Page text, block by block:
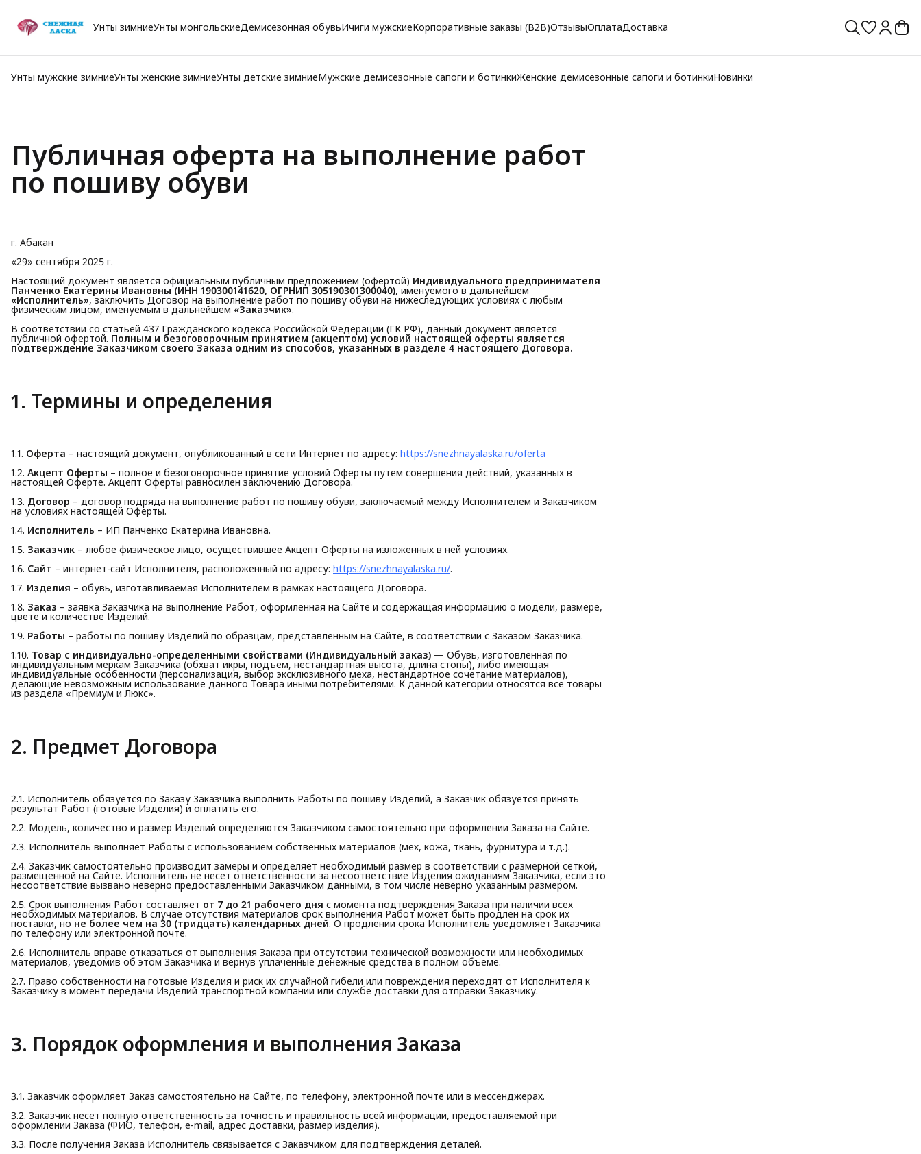
Унты зимниеУнты монгольскиеДемисезонная обувьИчиги мужскиеКорпоративные заказы (B2B)ОтзывыОплатаДоставка
Унты мужские зимниеУнты женские зимниеУнты детские зимниеМужские демисезонные сапоги и ботинкиЖенские демисезонные сапоги и ботинкиНовинки
Публичная оферта на выполнение работ
по пошиву обуви
г. Абакан
«29» сентября 2025 г.
Настоящий документ является официальным публичным предложением (офертой) Индивидуального предпринимателя
Панченко Екатерины Ивановны (ИНН 190300141620, ОГРНИП 305190301300040), именуемого в дальнейшем
«Исполнитель», заключить Договор на выполнение работ по пошиву обуви на нижеследующих условиях с любым
физическим лицом, именуемым в дальнейшем «Заказчик».
В соответствии со статьей 437 Гражданского кодекса Российской Федерации (ГК РФ), данный документ является
публичной офертой. Полным и безоговорочным принятием (акцептом) условий настоящей оферты является
подтверждение Заказчиком своего Заказа одним из способов, указанных в разделе 4 настоящего Договора.
1. Термины и определения
1.1. Оферта – настоящий документ, опубликованный в сети Интернет по адресу: https://snezhnayalaska.ru/oferta
1.2. Акцепт Оферты – полное и безоговорочное принятие условий Оферты путем совершения действий, указанных в
настоящей Оферте. Акцепт Оферты равносилен заключению Договора.
1.3. Договор – договор подряда на выполнение работ по пошиву обуви, заключаемый между Исполнителем и Заказчиком
на условиях настоящей Оферты.
1.4. Исполнитель – ИП Панченко Екатерина Ивановна.
1.5. Заказчик – любое физическое лицо, осуществившее Акцепт Оферты на изложенных в ней условиях.
1.6. Сайт – интернет-сайт Исполнителя, расположенный по адресу: https://snezhnayalaska.ru/.
1.7. Изделия – обувь, изготавливаемая Исполнителем в рамках настоящего Договора.
1.8. Заказ – заявка Заказчика на выполнение Работ, оформленная на Сайте и содержащая информацию о модели, размере,
цвете и количестве Изделий.
1.9. Работы – работы по пошиву Изделий по образцам, представленным на Сайте, в соответствии с Заказом Заказчика.
1.10. Товар с индивидуально-определенными свойствами (Индивидуальный заказ) — Обувь, изготовленная по
индивидуальным меркам Заказчика (обхват икры, подъем, нестандартная высота, длина стопы), либо имеющая
индивидуальные особенности (персонализация, выбор эксклюзивного меха, нестандартное сочетание материалов),
делающие невозможным использование данного Товара иными потребителями. К данной категории относятся все товары
из раздела «Премиум и Люкс».
2. Предмет Договора
2.1. Исполнитель обязуется по Заказу Заказчика выполнить Работы по пошиву Изделий, а Заказчик обязуется принять
результат Работ (готовые Изделия) и оплатить его.
2.2. Модель, количество и размер Изделий определяются Заказчиком самостоятельно при оформлении Заказа на Сайте.
2.3. Исполнитель выполняет Работы с использованием собственных материалов (мех, кожа, ткань, фурнитура и т.д.).
2.4. Заказчик самостоятельно производит замеры и определяет необходимый размер в соответствии с размерной сеткой,
размещенной на Сайте. Исполнитель не несет ответственности за несоответствие Изделия ожиданиям Заказчика, если это
несоответствие вызвано неверно предоставленными Заказчиком данными, в том числе неверно указанным размером.
2.5. Срок выполнения Работ составляет от 7 до 21 рабочего дня с момента подтверждения Заказа при наличии всех
необходимых материалов. В случае отсутствия материалов срок выполнения Работ может быть продлен на срок их
поставки, но не более чем на 30 (тридцать) календарных дней. О продлении срока Исполнитель уведомляет Заказчика
по телефону или электронной почте.
2.6. Исполнитель вправе отказаться от выполнения Заказа при отсутствии технической возможности или необходимых
материалов, уведомив об этом Заказчика и вернув уплаченные денежные средства в полном объеме.
2.7. Право собственности на готовые Изделия и риск их случайной гибели или повреждения переходят от Исполнителя к
Заказчику в момент передачи Изделий транспортной компании или службе доставки для отправки Заказчику.
3. Порядок оформления и выполнения Заказа
3.1. Заказчик оформляет Заказ самостоятельно на Сайте, по телефону, электронной почте или в мессенджерах.
3.2. Заказчик несет полную ответственность за точность и правильность всей информации, предоставляемой при
оформлении Заказа (ФИО, телефон, e-mail, адрес доставки, размер изделия).
3.3. После получения Заказа Исполнитель связывается с Заказчиком для подтверждения деталей.